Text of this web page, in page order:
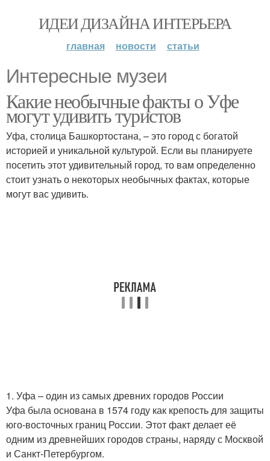
ИДЕИ ДИЗАЙНА ИНТЕРЬЕРА
главная новости статьи
Интересные музеи
Какие необычные факты о Уфе
могут удивить туристов
Уфа, столица Башкортостана, – это город с богатой
историей и уникальной культурой. Если вы планируете
посетить этот удивительный город, то вам определенно
стоит узнать о некоторых необычных фактах, которые
могут вас удивить.
1. Уфа – один из самых древних городов России
Уфа была основана в 1574 году как крепость для защиты
юго-восточных границ России. Этот факт делает её
одним из древнейших городов страны, наряду с Москвой
и Санкт-Петербургом.